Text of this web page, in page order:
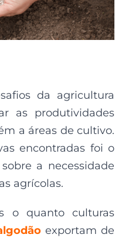
da agricultura
as produtividades
a áreas de cultivo.
encontradas foi o
a necessidade
agrícolas.
o quanto culturas
exportam de